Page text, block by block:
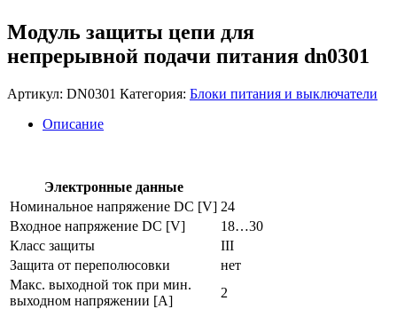
Модуль защиты цепи для
непрерывной подачи питания dn0301
Артикул: DN0301 Категория: Блоки питания и выключатели
Описание
Электронные данные
Номинальное напряжение DC [V] 24
Входное напряжение DC [V]
18…30
Класс защиты
III
Защита от переполюсовки
нет
Макс. выходной ток при мин.
выходном напряжении [A]
2